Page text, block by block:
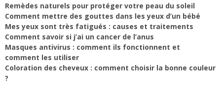
Remèdes naturels pour protéger votre peau du soleil
Comment mettre des gouttes dans les yeux d’un bébé
Mes yeux sont très fatigués : causes et traitements
Comment savoir si j’ai un cancer de l’anus
Masques antivirus : comment ils fonctionnent et
comment les utiliser
Coloration des cheveux : comment choisir la bonne couleur
?